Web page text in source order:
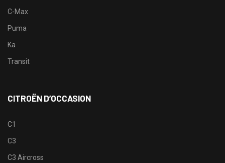
C-Max
Puma
Ka
Transit
CITROËN D’OCCASION
C1
C3
C3 Aircross